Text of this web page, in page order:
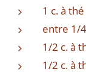
1 c. à
entre 1/
1/2 c. à
1/2 c. à